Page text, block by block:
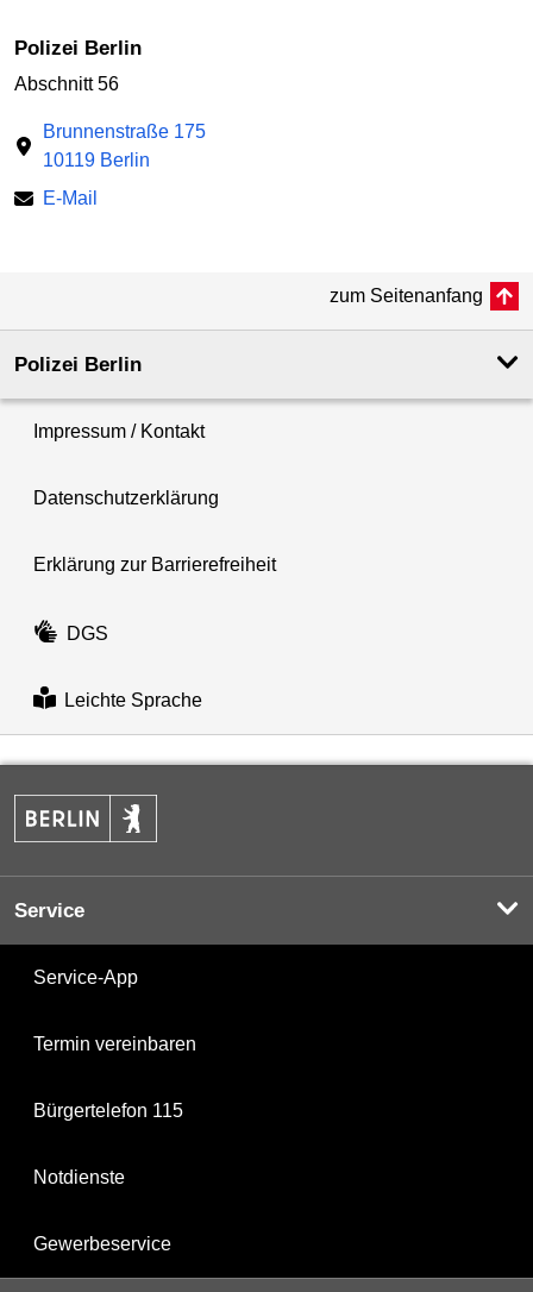
Polizei Berlin
Abschnitt 56
Brunnenstraße 175
10119 Berlin
E-Mail
zum Seitenanfang
Polizei Berlin
Impressum / Kontakt
Datenschutzerklärung
Erklärung zur Barrierefreiheit
DGS
Leichte Sprache
Service
Service-App
Termin vereinbaren
Bürgertelefon 115
Notdienste
Gewerbeservice